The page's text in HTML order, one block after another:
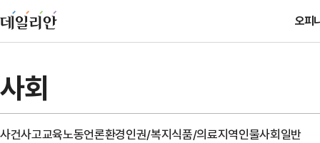
오피
사회
사건사고교육노동언론환경인권/복지식품/의료지역인물사회일반